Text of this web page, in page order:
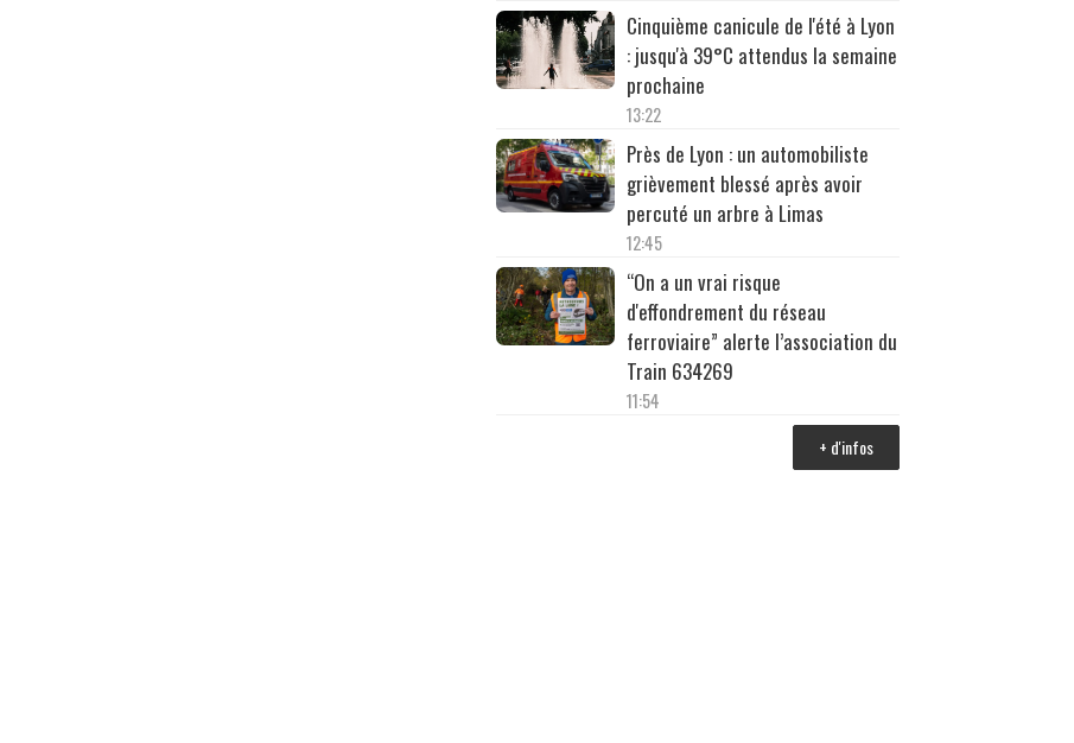
Cinquième canicule de l'été à Lyon
: jusqu'à 39°C attendus la semaine
prochaine
13:22
Près de Lyon : un automobiliste
grièvement blessé après avoir
percuté un arbre à Limas
12:45
“On a un vrai risque
d'effondrement du réseau
ferroviaire” alerte l’association du
Train 634269
11:54
+ d'infos